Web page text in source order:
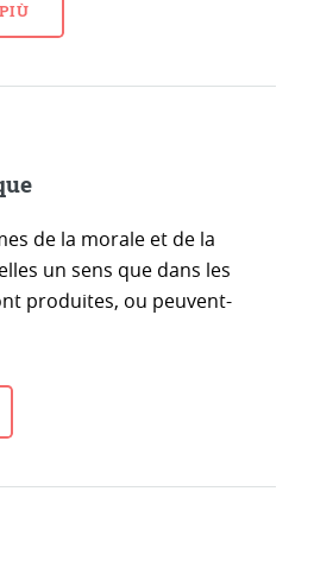
de la morale et de la
un sens que dans les
produites, ou peuvent-